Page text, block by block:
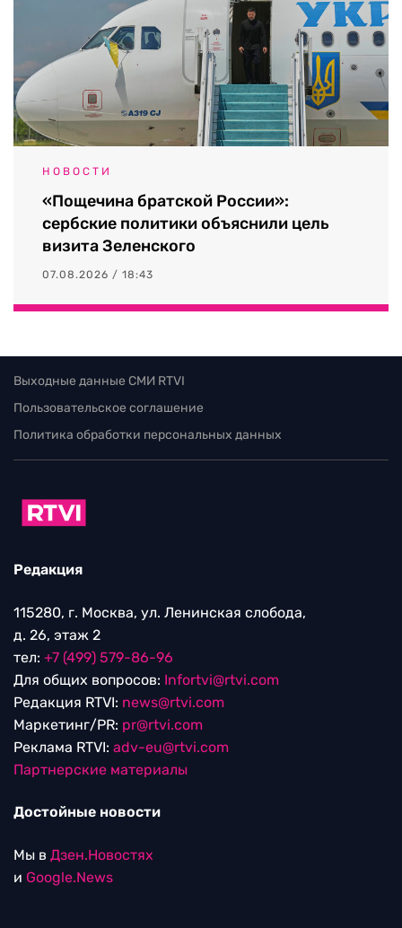
НОВОСТИ
«Пощечина братской России»:
сербские политики объяснили цель
визита Зеленского
07.08.2026 / 18:43
Выходные данные СМИ RTVI
Пользовательское соглашение
Политика обработки персональных данных
Редакция
115280, г. Москва, ул. Ленинская слобода,
д. 26, этаж 2
тел: +7 (499) 579-86-96
Для общих вопросов: Infortvi@rtvi.com
Редакция RTVI: news@rtvi.com
Маркетинг/PR: pr@rtvi.com
Реклама RTVI: adv-eu@rtvi.com
Партнерские материалы
Достойные новости
Мы в Дзен.Новостях
и Google.News